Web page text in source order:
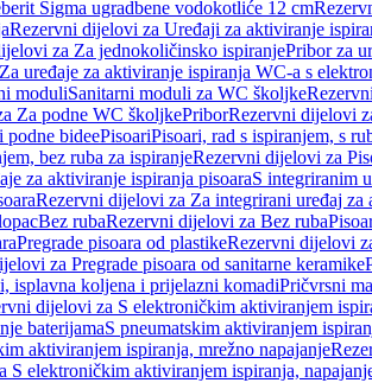
Sigma ugradbene vodokotliće 12 cm
Rezervni dijelovi za Uređaji za aktiviranje
za Za jednokoličinsko ispiranjePribor za
Za uređaje za aktiviranje ispiranja WC-a s
moduliSanitarni moduli za WC školjke
Za podne WC školjkePriborRezervni dijelovi
podne bideePisoariPisoari, rad s ispiranjem, s
bez ruba za ispiranjeRezervni dijelovi za
za aktiviranje ispiranja pisoaraS integriranim
Rezervni dijelovi za Za integrirani uređaj za
Bez rubaRezervni dijelovi za Bez ruba
Pregrade pisoara od plastikeRezervni dijelovi
za Pregrade pisoara od sanitarne keramike
isplavna koljena i prijelazni komadiPričvrsni
dijelovi za S elektroničkim aktiviranjem
baterijamaS pneumatskim aktiviranjem
aktiviranjem ispiranja, mrežno napajanje
S elektroničkim aktiviranjem ispiranja,